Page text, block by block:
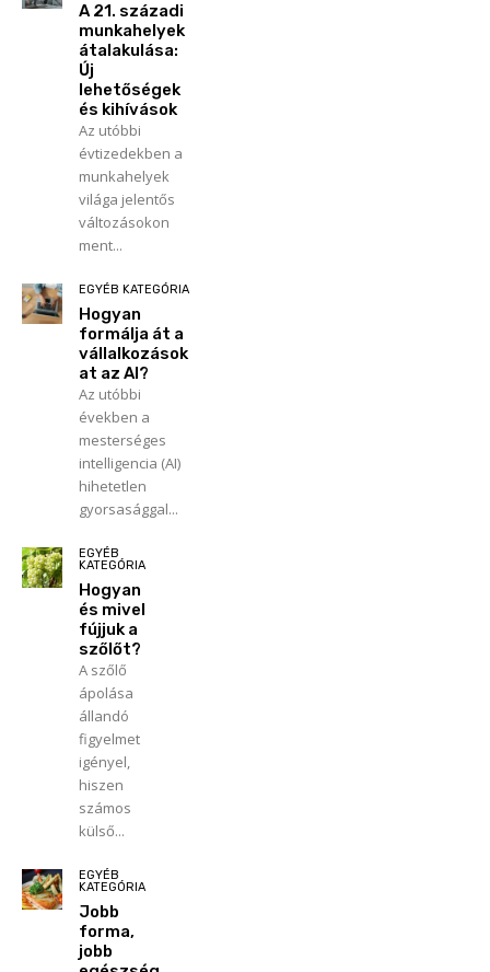
A 21. századi
munkahelyek
átalakulása:
Új
lehetőségek
és kihívások
Az utóbbi
évtizedekben a
munkahelyek
világa jelentős
változásokon
ment...
EGYÉB KATEGÓRIA
Hogyan
formálja át a
vállalkozások
at az AI?
Az utóbbi
években a
mesterséges
intelligencia (AI)
hihetetlen
gyorsasággal...
EGYÉB
KATEGÓRIA
Hogyan
és mivel
fújjuk a
szőlőt?
A szőlő
ápolása
állandó
figyelmet
igényel,
hiszen
számos
külső...
EGYÉB
KATEGÓRIA
Jobb
forma,
jobb